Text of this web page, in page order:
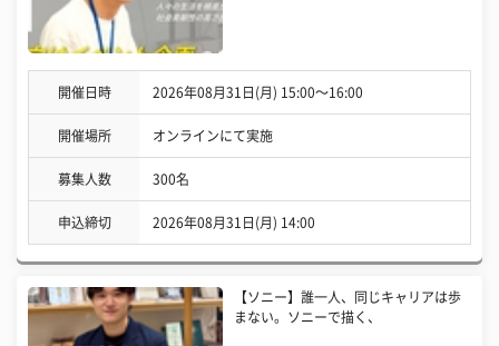
開催日時 2026年08月31日(月) 15:00〜16:00
開催場所 オンラインにて実施
募集人数 300名
申込締切 2026年08月31日(月) 14:00
【ソニー】誰一人、同じキャリアは歩
まない。ソニーで描く、